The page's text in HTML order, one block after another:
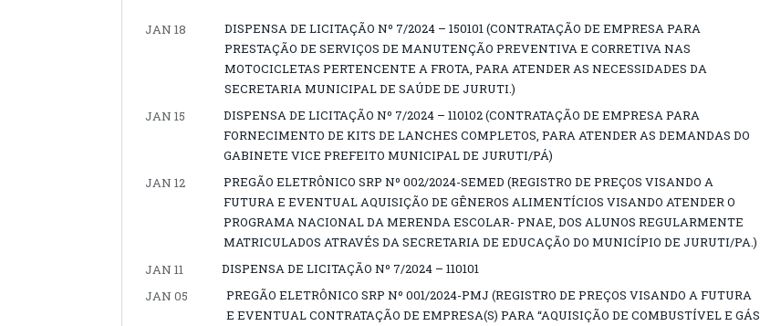
JAN 18
DISPENSA DE LICITAÇÃO Nº 7/2024 – 150101 (CONTRATAÇÃO DE EMPRESA PARA
PRESTAÇÃO DE SERVIÇOS DE MANUTENÇÃO PREVENTIVA E CORRETIVA NAS
MOTOCICLETAS PERTENCENTE A FROTA, PARA ATENDER AS NECESSIDADES DA
SECRETARIA MUNICIPAL DE SAÚDE DE JURUTI.)
JAN 15
DISPENSA DE LICITAÇÃO Nº 7/2024 – 110102 (CONTRATAÇÃO DE EMPRESA PARA
FORNECIMENTO DE KITS DE LANCHES COMPLETOS, PARA ATENDER AS DEMANDAS DO
GABINETE VICE PREFEITO MUNICIPAL DE JURUTI/PÁ)
JAN 12
PREGÃO ELETRÔNICO SRP Nº 002/2024-SEMED (REGISTRO DE PREÇOS VISANDO A
FUTURA E EVENTUAL AQUISIÇÃO DE GÊNEROS ALIMENTÍCIOS VISANDO ATENDER O
PROGRAMA NACIONAL DA MERENDA ESCOLAR- PNAE, DOS ALUNOS REGULARMENTE
MATRICULADOS ATRAVÉS DA SECRETARIA DE EDUCAÇÃO DO MUNICÍPIO DE JURUTI/PA.)
JAN 11
DISPENSA DE LICITAÇÃO Nº 7/2024 – 110101
JAN 05
PREGÃO ELETRÔNICO SRP Nº 001/2024-PMJ (REGISTRO DE PREÇOS VISANDO A FUTURA
E EVENTUAL CONTRATAÇÃO DE EMPRESA(S) PARA “AQUISIÇÃO DE COMBUSTÍVEL E GÁS